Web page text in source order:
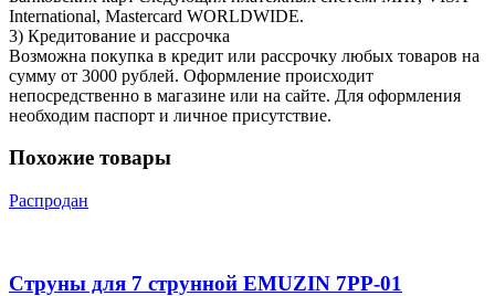
International, Mastercard WORLDWIDE.
3) Кредитование и рассрочка
Возможна покупка в кредит или рассрочку любых товаров на
сумму от 3000 рублей. Оформление происходит
непосредственно в магазине или на сайте. Для оформления
необходим паспорт и личное присутствие.
Похожие товары
Распродан
Струны для 7 струнной EMUZIN 7PP-01